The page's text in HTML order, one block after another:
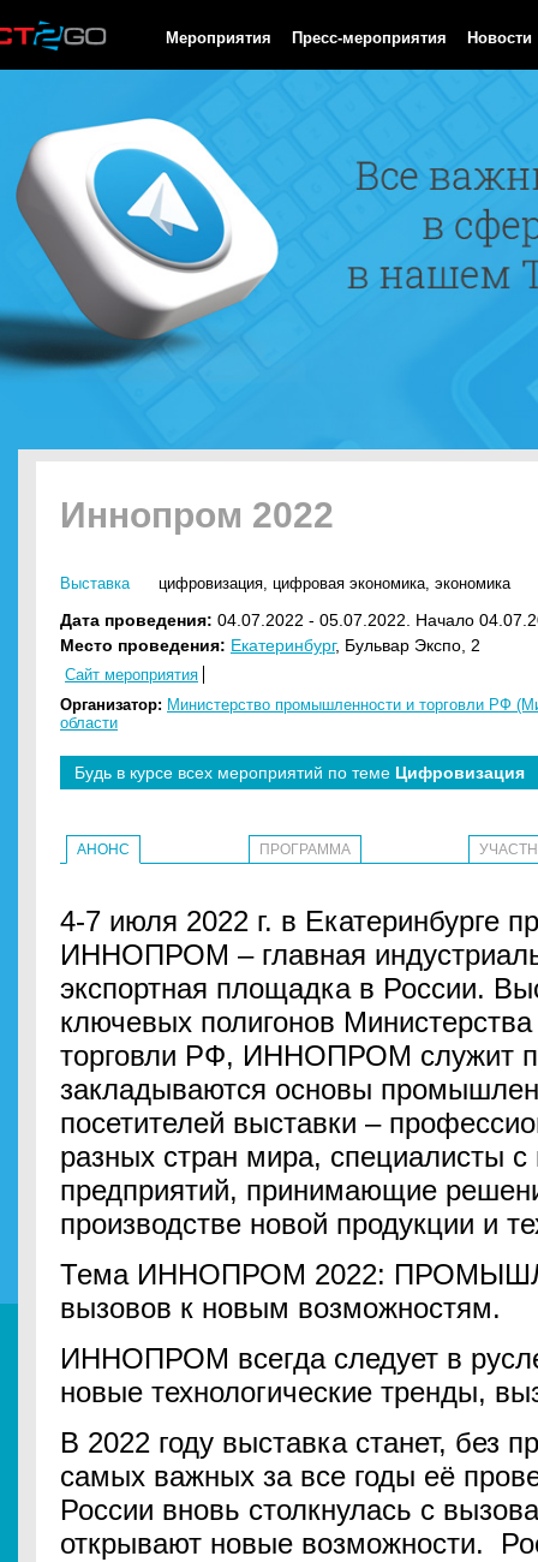
Мероприятия Пресс-мероприятия Новости
Иннопром 2022
Выставка цифровизация, цифровая экономика, экономика
Дата проведения: 04.07.2022 - 05.07.2022. Начало
Место проведения: Екатеринбург, Бульвар Экспо, 2
Сайт мероприятия
Организатор: Министерство промышленности и торговли РФ
области
Будь в курсе всех мероприятий по теме Цифровизация
АНОНС ПРОГРАММА
4-7 июля 2022 г. в Екатеринбурге
ИННОПРОМ – главная
экспортная площадка в России.
ключевых полигонов
торговли РФ, ИННОПРОМ служит
закладываются основы
посетителей выставки –
разных стран мира, специалисты
предприятий, принимающие
производстве новой продукции и
Тема ИННОПРОМ 2022:
вызовов к новым возможностям.
ИННОПРОМ всегда следует в
новые технологические тренды,
В 2022 году выставка станет, без
самых важных за все годы её
России вновь столкнулась с
открывают новые возможности.